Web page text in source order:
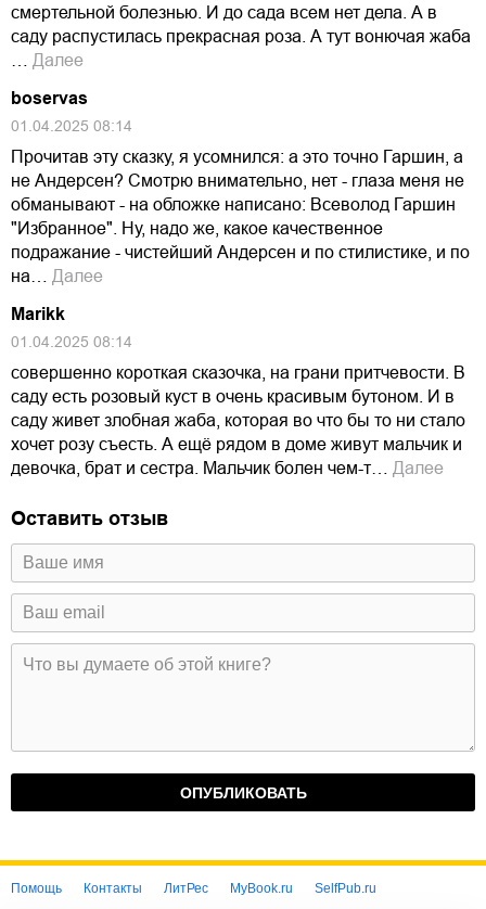
смертельной болезнью. И до сада всем нет дела. А в
саду распустилась прекрасная роза. А тут вонючая жаба
Далее
boservas
01.04.2025 08:14
Прочитав эту сказку, я усомнился: а это точно Гаршин, а
не Андерсен? Смотрю внимательно, нет - глаза меня не
обманывают - на обложке написано: Всеволод Гаршин
"Избранное". Ну, надо же, какое качественное
подражание - чистейший Андерсен и по стилистике, и по
на…
Далее
Marikk
01.04.2025 08:14
совершенно короткая сказочка, на грани притчевости. В
саду есть розовый куст в очень красивым бутоном. И в
саду живет злобная жаба, которая во что бы то ни стало
хочет розу съесть. А ещё рядом в доме живут мальчик и
девочка, брат и сестра. Мальчик болен чем-т…
Далее
Оставить отзыв
Помощь Контакты ЛитРес MyBook.ru
SelfPub.ru